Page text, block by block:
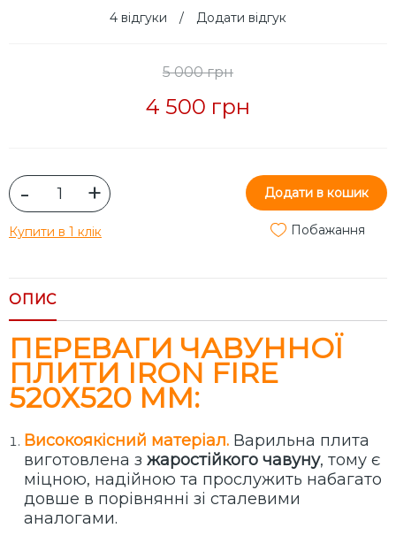
4 відгуки / Додати відгук
5 000 грн
4 500 грн
- +
Купити в 1 клік
Додати в кошик
Побажання
ОПИС
ПЕРЕВАГИ ЧАВУННОЇ
ПЛИТИ IRON FIRE
520Х520 ММ:
Високоякісний матеріал. Варильна плита
виготовлена з жаростійкого чавуну, тому є
міцною, надійною та прослужить набагато
довше в порівнянні зі сталевими
аналогами.